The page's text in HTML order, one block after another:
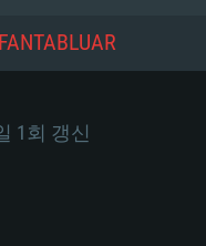
1회 갱신